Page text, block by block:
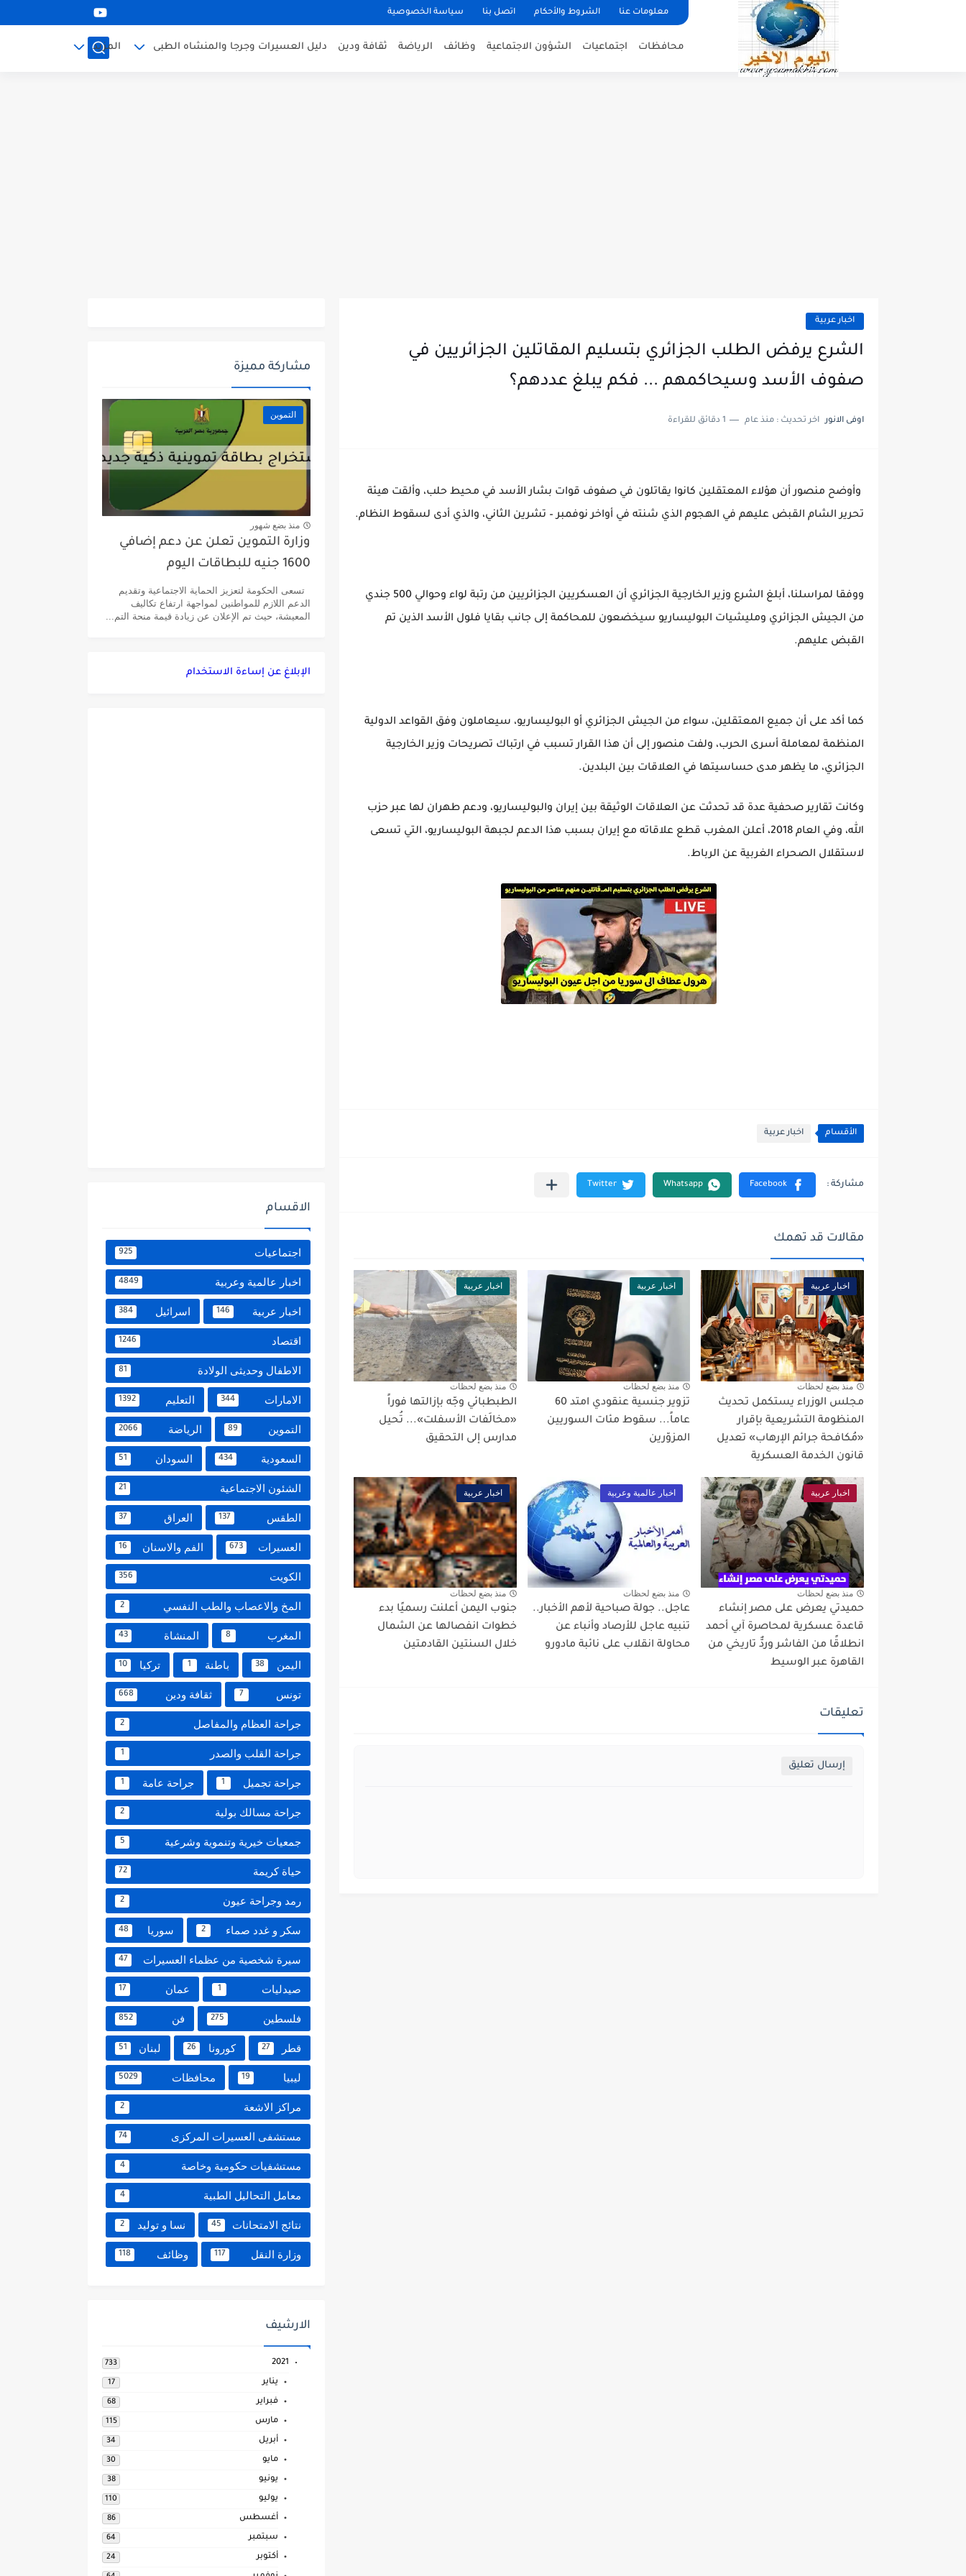
معلومات عنا الشروط والأحكام اتصل بنا سياسة الخصوصية
محافظات اجتماعيات الشؤون الاجتماعية وظائف الرياضة ثقافة ودين دليل العسيرات وجرجا والمنشاه الطبى المزيد
اخبار عربية
الشرع يرفض الطلب الجزائري بتسليم المقاتلين الجزائريين في
صفوف الأسد وسيحاكمهم ... فكم يبلغ عددهم؟
اوفى الانور اخر تحديث : منذ عام 1 دقائق للقراءة
وأوضح منصور أن هؤلاء المعتقلين كانوا يقاتلون في صفوف قوات بشار الأسد في محيط حلب، وألقت هيئة
تحرير الشام القبض عليهم في الهجوم الذي شنته في أواخر نوفمبر – تشرين الثاني، والذي أدى لسقوط النظام.
ووفقا لمراسلنا، أبلغ الشرع وزير الخارجية الجزائري أن العسكريين الجزائريين من رتبة لواء وحوالي 500 جندي
من الجيش الجزائري ومليشيات البوليساريو سيخضعون للمحاكمة إلى جانب بقايا فلول الأسد الذين تم
القبض عليهم.
كما أكد على أن جميع المعتقلين، سواء من الجيش الجزائري أو البوليساريو، سيعاملون وفق القواعد الدولية
المنظمة لمعاملة أسرى الحرب، ولفت منصور إلى أن هذا القرار تسبب في ارتباك تصريحات وزير الخارجية
الجزائري، ما يظهر مدى حساسيتها في العلاقات بين البلدين.
وكانت تقارير صحفية عدة قد تحدثت عن العلاقات الوثيقة بين إيران والبوليساريو، ودعم طهران لها عبر حزب
الله، وفي العام 2018، أعلن المغرب قطع علاقاته مع إيران بسبب هذا الدعم لجبهة البوليساريو، التي تسعى
لاستقلال الصحراء الغربية عن الرباط.
الأقسام اخبار عربية
مقالات قد تهمك
اخبار عربية
منذ بضع لحظات
مجلس الوزراء يستكمل تحديث
المنظومة التشريعية بإقرار
«مُكافحة جرائم الإرهاب» تعديل
قانون الخدمة العسكرية
اخبار عربية
منذ بضع لحظات
تزوير جنسية عنقودي امتد 60
عاماً... سقوط مئات السوريين
المزوّرين
اخبار عربية
منذ بضع لحظات
الطبطبائي وجّه بإزالتها فوراً
«مخالَفات الأسفلت»... تُحيل
مدارس إلى التحقيق
اخبار عربية
منذ بضع لحظات
حميدتي يعرض على مصر إنشاء
قاعدة عسكرية لمحاصرة آبي أحمد
انطلاقًا من الفاشر وردٌّ تاريخي من
القاهرة عبر الوسيط
اخبار عالمية وعربية
منذ بضع لحظات
عاجل.. جولة صباحية لأهم الأخبار..
تنبيه عاجل للأرصاد وأنباء عن
محاولة انقلاب على نائبة مادورو
اخبار عربية
منذ بضع لحظات
جنوب اليمن أعلنت رسميًا بدء
خطوات انفصالها عن الشمال
خلال السنتين القادمتين
تعليقات
إرسال تعليق
مشاركة مميزة
التموين
منذ بضع شهور
وزارة التموين تعلن عن دعم إضافي
1600 جنيه للبطاقات اليوم
تسعى الحكومة لتعزيز الحماية الاجتماعية وتقديم
الدعم اللازم للمواطنين لمواجهة ارتفاع تكاليف
المعيشة، حيث تم الإعلان عن زيادة قيمة منحة التم...
الإبلاغ عن إساءة الاستخدام
الاقسام
اجتماعيات 925
اخبار عالمية وعربية 4849
اخبار عربية 146 اسرائيل 384
اقتصاد 1246
الاطفال وحديثى الولادة 81
الامارات 344 التعليم 1392
التموين 89 الرياضة 2066
السعودية 434 السودان 51
الشئون الاجتماعية 21
الطقس 137 العراق 37
العسيرات 673 الفم والاسنان 16
الكويت 356
المخ والاعصاب والطب النفسي 2
المغرب 8 المنشاة 43
اليمن 38 باطنة 1 تركيا 10
تونس 7 ثقافة ودين 668
جراحة العظام والمفاصل 2
جراحة القلب والصدر 1
جراحة تجميل 1 جراحة عامة 1
جراحة مسالك بولية 2
جمعيات خيرية وتنموية وشرعية 5
حياة كريمة 72
رمد وجراحة عيون 2
سكر و غدد صماء 2 سوريا 48
سيرة شخصية من عظماء العسيرات 47
صيدليات 1 عمان 17
فلسطين 275 فن 852
قطر 27 كورونا 26 لبنان 51
ليبيا 19 محافظات 5029
مراكز الاشعة 2
مستشفى العسيرات المركزى 74
مستشفيات حكومية وخاصة 4
معامل التحاليل الطبية 4
نتائج الامتحانات 45 نسا و توليد 2
وزارة النقل 117 وظائف 118
الارشيف
2021
733
يناير 17
فبراير 68
مارس 115
أبريل 34
مايو 30
يونيو 38
يوليو 110
أغسطس 86
سبتمبر 64
أكتوبر 24